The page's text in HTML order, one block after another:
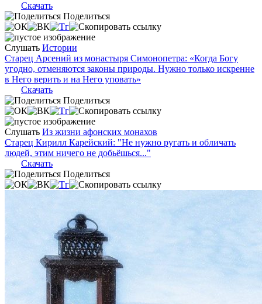
Скачать
Поделиться
Слушать Истории
Старец Арсений из монастыря Симонопетра: «Когда Богу
угодно, отменяются законы природы. Нужно только искренне
в Него верить и на Него уповать»
Скачать
Поделиться
Слушать Из жизни афонских монахов
Старец Кирилл Карейский: "Не нужно ругать и обличать
людей, этим ничего не добьёшься..."
Скачать
Поделиться